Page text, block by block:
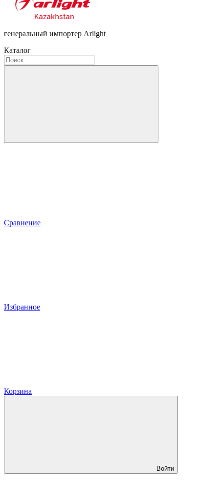
генеральный импортер Arlight
Каталог
Сравнение
Избранное
Корзина
Войти